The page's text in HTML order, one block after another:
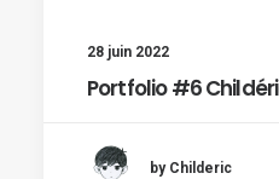
28 juin 2022
Portfolio #6
by Childeric